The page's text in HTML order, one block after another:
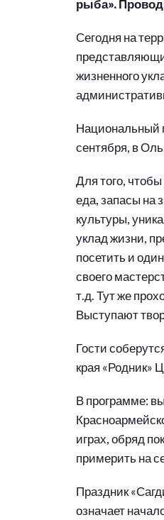
рыба».
Сегодня на
жизненного
Национальный
сентября, в
Для того,
еда, запасы на
культуры,
уклад жизни,
посетить и
своего
т.д. Тут же
Выступают
Гости
края «Родник»
В программе:
играх, обряд
примерить на
Праздник
означает